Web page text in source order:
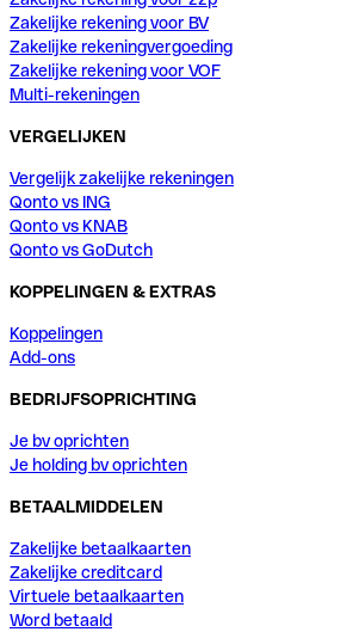
Zakelijke rekening voor BV
Zakelijke rekeningvergoeding
Zakelijke rekening voor VOF
Multi-rekeningen
VERGELIJKEN
Vergelijk zakelijke rekeningen
Qonto vs ING
Qonto vs KNAB
Qonto vs GoDutch
KOPPELINGEN & EXTRAS
Koppelingen
Add-ons
BEDRIJFSOPRICHTING
Je bv oprichten
Je holding bv oprichten
BETAALMIDDELEN
Zakelijke betaalkaarten
Zakelijke creditcard
Virtuele betaalkaarten
Word betaald